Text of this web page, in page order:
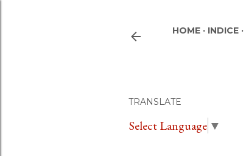
HOME INDICE
TRANSLATE
Select Language ▼